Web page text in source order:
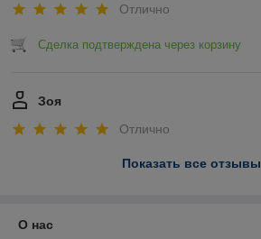
Отлично
Сделка подтверждена через корзину
Зоя
Отлично
Показать все отзывы
О нас